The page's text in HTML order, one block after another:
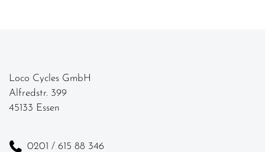
Loco Cycles GmbH
Alfredstr. 399
45133 Essen
0201 / 615 88 346